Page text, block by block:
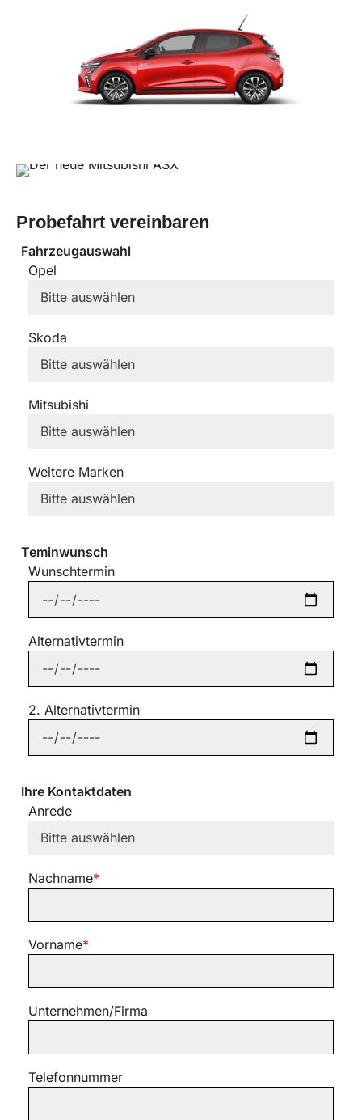
Probefahrt vereinbaren
Fahrzeugauswahl
Opel
Skoda
Mitsubishi
Weitere Marken
Teminwunsch
Wunschtermin
Alternativtermin
2. Alternativtermin
Ihre Kontaktdaten
Anrede
Nachname*
Vorname*
Unternehmen/Firma
Telefonnummer